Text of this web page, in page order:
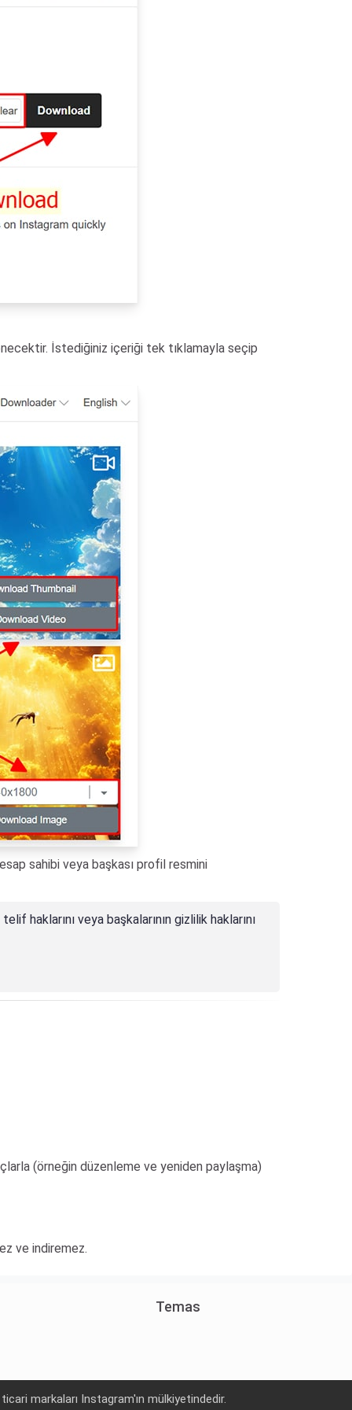
İstediğiniz içeriği tek tıklamayla seçip
sahibi veya başkası profil resmini
haklarını veya başkalarının gizlilik haklarını
(örneğin düzenleme ve yeniden paylaşma)
ve indiremez.
Temas
markaları Instagram'ın mülkiyetindedir.